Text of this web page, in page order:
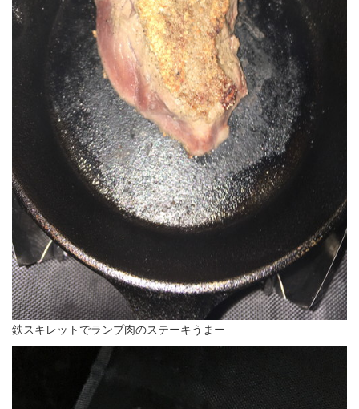
鉄スキレットでランプ肉のステーキうまー